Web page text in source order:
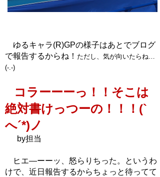
ゆるキャラ(R)GPの様子はあとでブログ
で報告するからね！ ただし、 気が向いたらね…
(-.-)
コラーーーっ！！そこは
絶対書けっつーの！！！(`
へ´*)ノ
by担当
ヒエ―ーーッ、怒らりちった。というわ
けで、近日報告するからちょっと待ってて